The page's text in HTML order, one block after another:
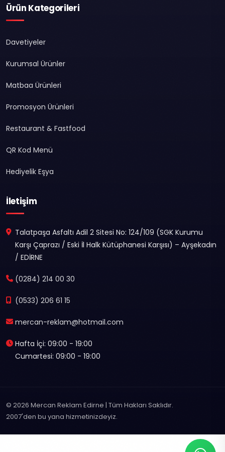
Ürün Kategorileri
Davetiyeler
Kurumsal Ürünler
Matbaa Ürünleri
Promosyon Ürünleri
Restaurant & Fastfood
QR Kod Menü
Hediyelik Eşya
İletişim
Talatpaşa Asfaltı Adil 2 Sitesi No: 124/109 (SGK Kurumu
Karşı Çaprazı / Eski İl Halk Kütüphanesi Karşısı) – Ayşekadın
/ EDİRNE
(0284) 214 00 30
(0533) 206 61 15
mercan-reklam@hotmail.com
Hafta İçi: 09:00 - 19:00
Cumartesi: 09:00 - 19:00
© 2026 Mercan Reklam Edirne | Tüm Hakları Saklıdır.
2007'den bu yana hizmetinizdeyiz.